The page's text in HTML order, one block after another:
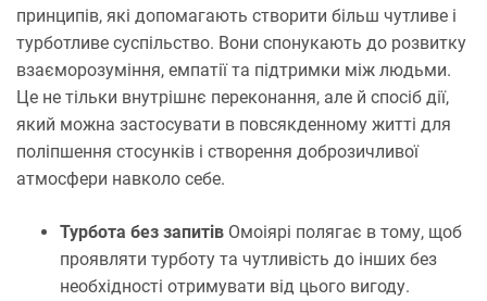
принципів, які допомагають створити більш чутливе і
турботливе суспільство. Вони спонукають до розвитку
взаєморозуміння, емпатії та підтримки між людьми.
Це не тільки внутрішнє переконання, але й спосіб дії,
який можна застосувати в повсякденному житті для
поліпшення стосунків і створення доброзичливої
атмосфери навколо себе.
Турбота без запитів Омоіярі полягає в тому, щоб
проявляти турботу та чутливість до інших без
необхідності отримувати від цього вигоду.